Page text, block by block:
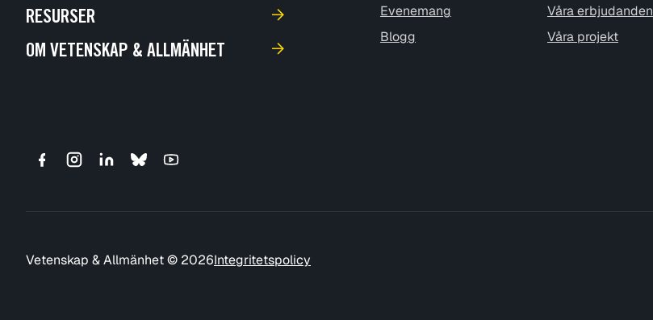
RESURSER
OM VETENSKAP & ALLMÄNHET
Evenemang
Blogg
Våra erbjudanden
Våra projekt
Vetenskap & Allmänhet © 2026Integritetspolicy